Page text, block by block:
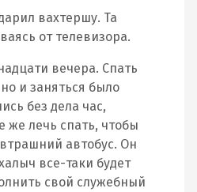
вахтершу. Та
от телевизора.
вечера. Спать
и заняться было
без дела час,
же лечь спать, чтобы
автобус. Он
все-таки будет
свой служебный